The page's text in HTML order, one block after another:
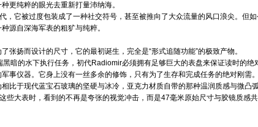
更纯粹的眼光去重新打量沛纳海。
，它被过度包装成了一种社交符号，甚至被推向了大众流量的风口浪尖。但
源自深海军表的粗犷与纯粹。
张扬而设计的尺寸，它的最初诞生，完全是“形式追随功能”的极致产物。
暗的水下执行任务，初代Radiomir必须拥有足够巨大的表盘来保证读时的
事仪器。它身上没有一丝多余的修饰，只有为了生存和完成任务的绝对刚需。
比于现代蓝宝石玻璃的坚硬与冰冷，亚克力材质自带的那种温润质感与微
些大表时，看到的不再是夸张的视觉冲击，而是47毫米原始尺寸与胶镜质感